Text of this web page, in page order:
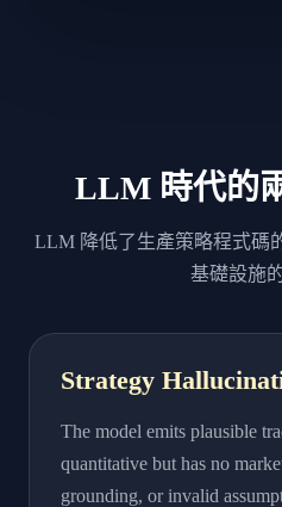
LLM 時代的
LLM 降低了生產策略程式碼
基礎設施
Strategy
The model emits plausible
quantitative but has no
grounding, or invalid